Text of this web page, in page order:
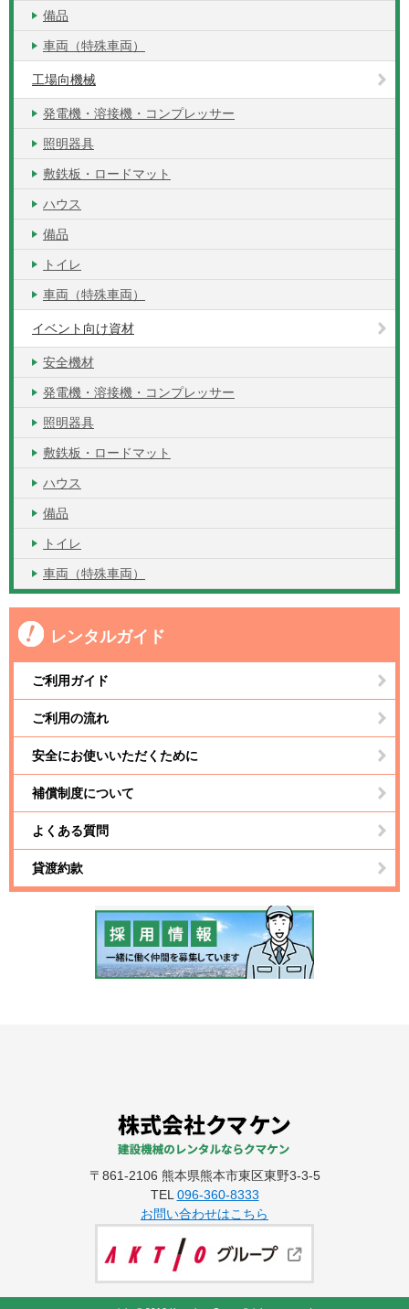
備品
車両（特殊車両）
工場向機械
発電機・溶接機・コンプレッサー
照明器具
敷鉄板・ロードマット
ハウス
備品
トイレ
車両（特殊車両）
イベント向け資材
安全機材
発電機・溶接機・コンプレッサー
照明器具
敷鉄板・ロードマット
ハウス
備品
トイレ
車両（特殊車両）
レンタルガイド
ご利用ガイド
ご利用の流れ
安全にお使いいただくために
補償制度について
よくある質問
貸渡約款
〒861-2106 熊本県熊本市東区東野3-3-5
TEL096-360-8333
お問い合わせはこちら